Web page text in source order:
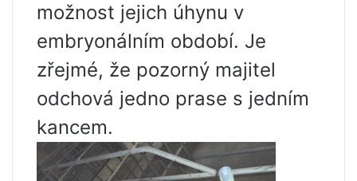
možnost jejich úhynu v
embryonálním období. Je
zřejmé, že pozorný majitel
odchová jedno prase s jedním
kancem.